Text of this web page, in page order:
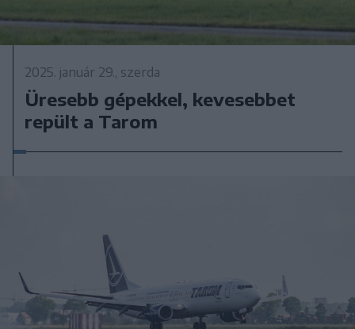
2025. január 29., szerda
Üresebb gépekkel, kevesebbet
repült a Tarom